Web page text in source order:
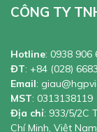
CÔNG TY
Hotline: 0938 906
ĐT: +84 (028)
Email:
MST: 0313138119
Địa chỉ: 933/5/2C
Chí Minh, Việt